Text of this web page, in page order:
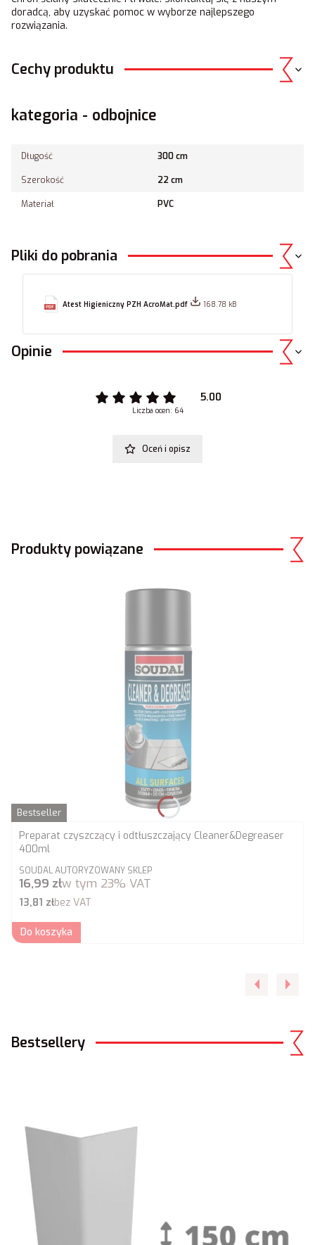
doradcą, aby uzyskać pomoc w wyborze najlepszego
rozwiązania.
Cechy produktu
kategoria - odbojnice
Długość 300 cm
Szerokość 22 cm
Materiał PVC
Pliki do pobrania
Atest Higieniczny PZH AcroMat.pdf 168.78 kB
Opinie
5.00
Liczba ocen: 64
Oceń i opisz
Produkty powiązane
Bestseller
Preparat czyszczący i odtłuszczający Cleaner&Degreaser
400ml
PRODUCENT
SOUDAL AUTORYZOWANY SKLEP
Cena brutto
16,99 złw tym 23% VAT
Cena netto
13,81 złbez VAT
Do koszyka
Bestsellery